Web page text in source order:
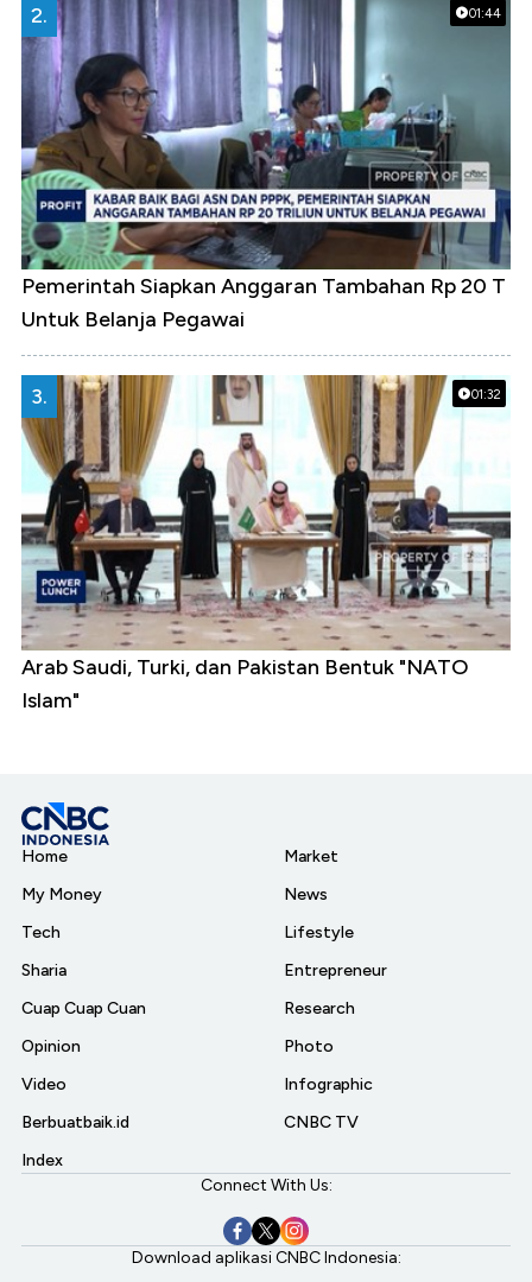
01:44
2.
Pemerintah Siapkan Anggaran Tambahan Rp 20 T
Untuk Belanja Pegawai
01:32
3.
Arab Saudi, Turki, dan Pakistan Bentuk "NATO
Islam"
Home
My Money
Tech
Sharia
Cuap Cuap Cuan
Opinion
Video
Berbuatbaik.id
Index
Market
News
Lifestyle
Entrepreneur
Research
Photo
Infographic
CNBC TV
Connect With Us:
Download aplikasi CNBC Indonesia: